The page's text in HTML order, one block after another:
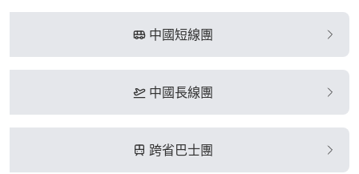
中國短線團
中國長線團
跨省巴士團